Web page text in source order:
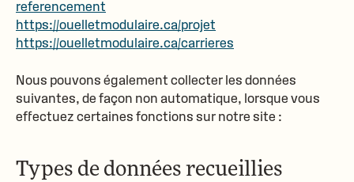
referencement
https://ouelletmodulaire.ca/projet
https://ouelletmodulaire.ca/carrieres
Nous pouvons également collecter les données
suivantes, de façon non automatique, lorsque vous
effectuez certaines fonctions sur notre site :
Types de données recueillies